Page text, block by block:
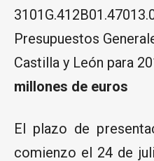
Presupuestos
Castilla y León para
millones de euros
El plazo de
comienzo el 24 de